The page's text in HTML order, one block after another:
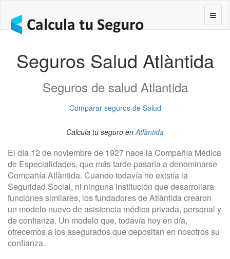
Seguros Salud Atlàntida
Seguros de salud Atlantida
Comparar seguros de Salud
Calcula tu seguro enAtlàntida
El día 12 de noviembre de 1927 nace la Compañía Médica
de Especialidades, que más tarde pasaría a denominarse
Compañía Atlàntida. Cuando todavía no existía la
Seguridad Social, ni ninguna institución que desarrollara
funciones similares, los fundadores de Atlàntida crearon
un modelo nuevo de asistencia médica privada, personal y
de confianza. Un modelo que, todavía hoy en día,
ofrecemos a los asegurados que depositan en nosotros su
confianza.